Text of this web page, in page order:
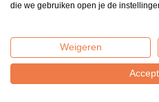
die we gebruiken open je de
Weigeren